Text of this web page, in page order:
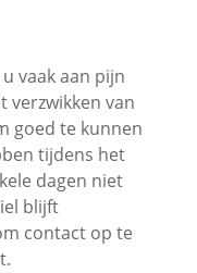
vaak aan pijn
verzwikken van
goed te kunnen
tijdens het
dagen niet
blijft
contact op te